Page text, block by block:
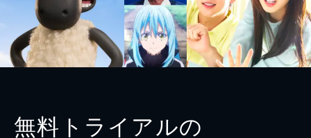
無料トライアルの